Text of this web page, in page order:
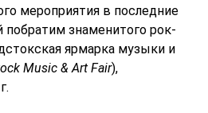
мероприятия в последние
знаменитого рок-
ярмарка музыки и
Music & Art Fair),